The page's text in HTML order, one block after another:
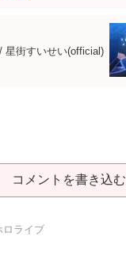
星街すいせい(official)
コメントを書き込む
ロライブ